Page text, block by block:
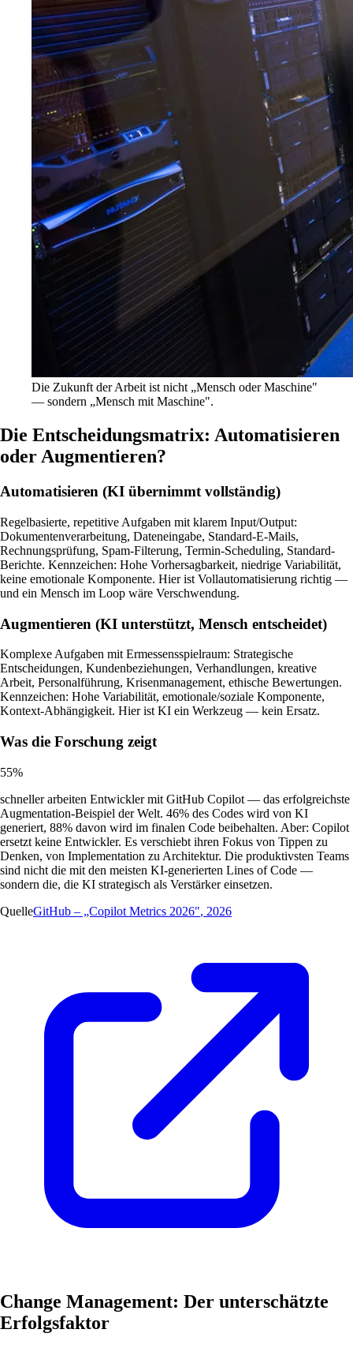
Die Zukunft der Arbeit ist nicht „Mensch oder Maschine"
— sondern „Mensch mit Maschine".
Die Entscheidungsmatrix: Automatisieren
oder Augmentieren?
Automatisieren (KI übernimmt vollständig)
Regelbasierte, repetitive Aufgaben mit klarem Input/Output:
Dokumentenverarbeitung, Dateneingabe, Standard-E-Mails,
Rechnungsprüfung, Spam-Filterung, Termin-Scheduling, Standard-
Berichte. Kennzeichen: Hohe Vorhersagbarkeit, niedrige Variabilität,
keine emotionale Komponente. Hier ist Vollautomatisierung richtig —
und ein Mensch im Loop wäre Verschwendung.
Augmentieren (KI unterstützt, Mensch entscheidet)
Komplexe Aufgaben mit Ermessensspielraum: Strategische
Entscheidungen, Kundenbeziehungen, Verhandlungen, kreative
Arbeit, Personalführung, Krisenmanagement, ethische Bewertungen.
Kennzeichen: Hohe Variabilität, emotionale/soziale Komponente,
Kontext-Abhängigkeit. Hier ist KI ein Werkzeug — kein Ersatz.
Was die Forschung zeigt
55%
schneller arbeiten Entwickler mit GitHub Copilot — das erfolgreichste
Augmentation-Beispiel der Welt. 46% des Codes wird von KI
generiert, 88% davon wird im finalen Code beibehalten. Aber: Copilot
ersetzt keine Entwickler. Es verschiebt ihren Fokus von Tippen zu
Denken, von Implementation zu Architektur. Die produktivsten Teams
sind nicht die mit den meisten KI-generierten Lines of Code —
sondern die, die KI strategisch als Verstärker einsetzen.
QuelleGitHub – „Copilot Metrics 2026", 2026
Change Management: Der unterschätzte
Erfolgsfaktor